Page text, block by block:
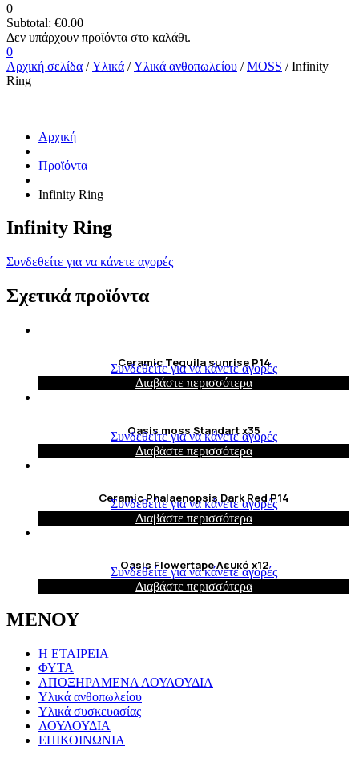
0
Subtotal: €0.00
0
Αρχική σελίδα /Υλικά /Υλικά ανθοπωλείου /MOSS / Infinity
Ring
Αρχική
Προϊόντα
Infinity Ring
Infinity Ring
Συνδεθείτε για να κάνετε αγορές
Σχετικά προϊόντα
Ceramic Tequila sunrise P14
Συνδεθείτε για να κάνετε αγορές
Διαβάστε περισσότερα
Oasis moss Standart x35
Συνδεθείτε για να κάνετε αγορές
Διαβάστε περισσότερα
Ceramic Phalaenopsis Dark Red P14
Συνδεθείτε για να κάνετε αγορές
Διαβάστε περισσότερα
Oasis Flowertape Λευκό x12
Συνδεθείτε για να κάνετε αγορές
Διαβάστε περισσότερα
ΜΕΝΟΥ
Η ΕΤΑΙΡΕΙΑ
ΦΥΤΑ
ΑΠΟΞΗΡΑΜΕΝΑ ΛΟΥΛΟΥΔΙΑ
Υλικά ανθοπωλείου
Υλικά συσκευασίας
ΛΟΥΛΟΥΔΙΑ
ΕΠΙΚΟΙΝΩΝΙΑ